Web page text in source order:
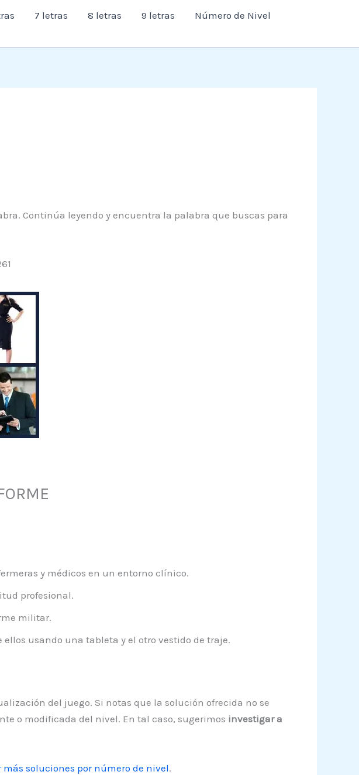
7 letras 8 letras 9 letras
Número de Nivel
Continúa leyendo y encuentra la palabra que buscas para
y médicos en un entorno clínico.
profesional.
militar.
usando una tableta y el otro vestido de traje.
del juego. Si notas que la solución ofrecida no se
o modificada del nivel. En tal caso, sugerimos investigar a
más soluciones por número de nivel.